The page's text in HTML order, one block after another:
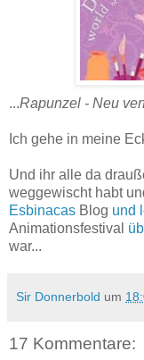
...Rapunzel - Neu
Ich gehe in meine
Und ihr alle da
weggewischt habt
Esbinacas Blog und
Animationsfestival
war...
Sir Donnerbold um
17 Kommentare: